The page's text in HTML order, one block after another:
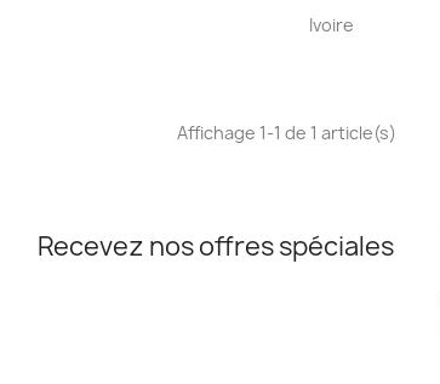
Aperçu rapide
Ivoire
Affichage 1-1 de 1 article(s)
Recevez nos offres spéciales